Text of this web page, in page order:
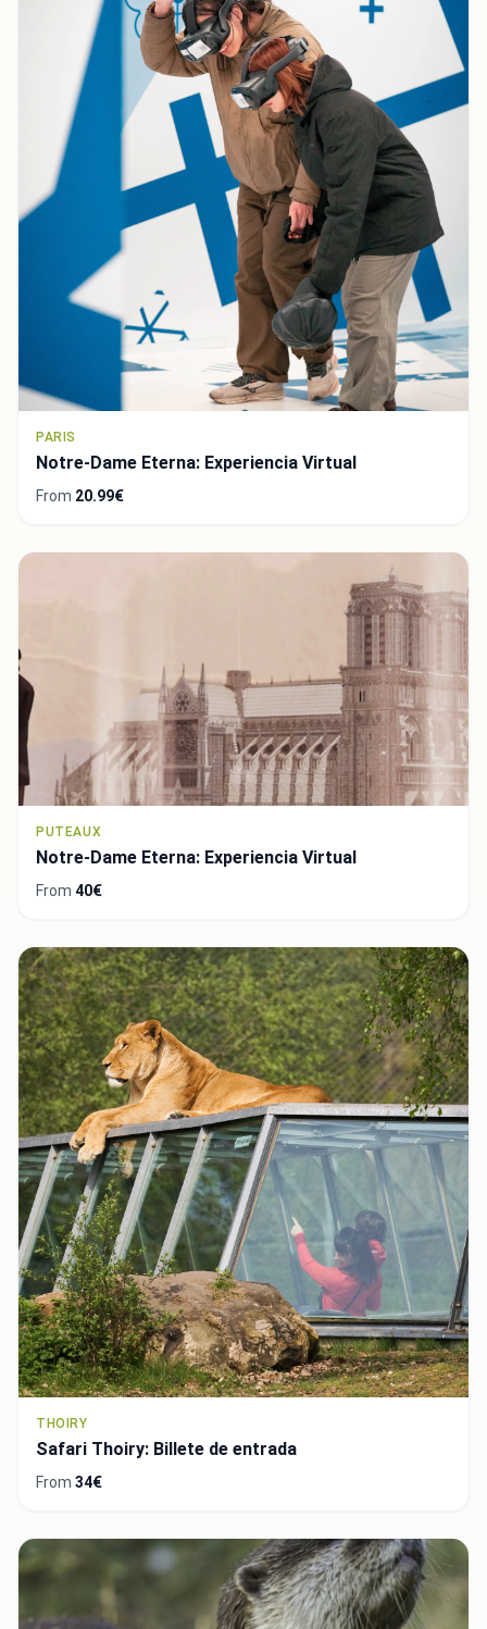
PARIS
Notre-Dame Eterna: Experiencia Virtual
From 20.99€
PUTEAUX
Notre-Dame Eterna: Experiencia Virtual
From 40€
THOIRY
Safari Thoiry: Billete de entrada
From 34€